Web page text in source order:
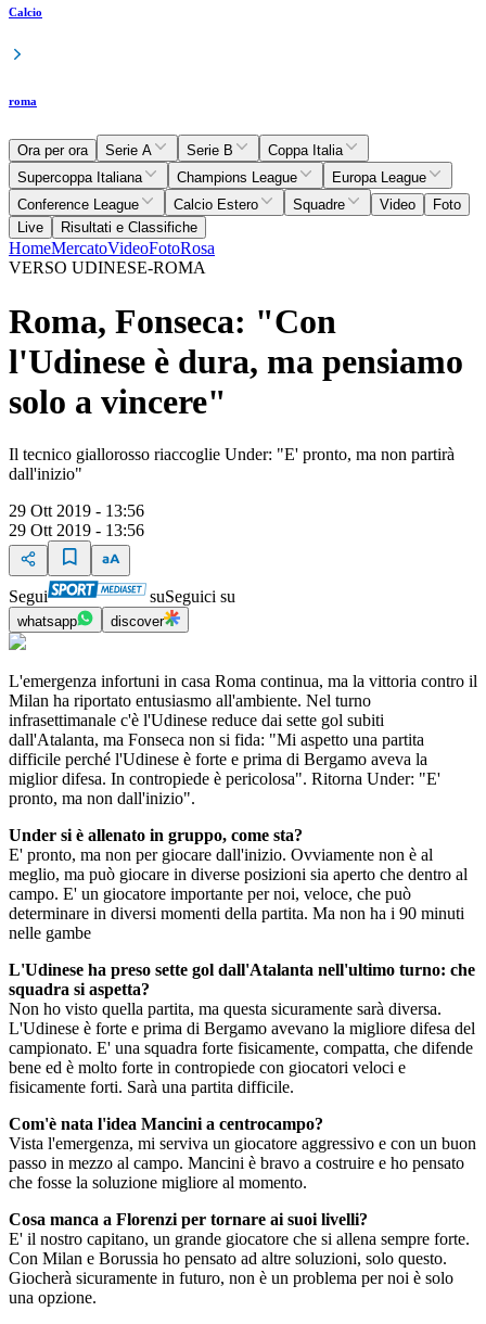
Calcio
roma
Ora per ora Serie A Serie B
Coppa Italia
Supercoppa Italiana
Champions League
Europa League
Conference League
Calcio Estero Squadre Video
Foto
Live
Risultati e Classifiche
HomeMercatoVideoFotoRosa
VERSO UDINESE-ROMA
Roma, Fonseca: "Con
l'Udinese è dura, ma pensiamo
solo a vincere"
Il tecnico giallorosso riaccoglie Under: "E' pronto, ma non partirà
dall'inizio"
29 Ott 2019 - 13:56
29 Ott 2019 - 13:56
Segui suSeguici su
whatsapp discover
L'emergenza infortuni in casa Roma continua, ma la vittoria contro il
Milan ha riportato entusiasmo all'ambiente. Nel turno
infrasettimanale c'è l'Udinese reduce dai sette gol subiti
dall'Atalanta, ma Fonseca non si fida: "Mi aspetto una partita
difficile perché l'Udinese è forte e prima di Bergamo aveva la
miglior difesa. In contropiede è pericolosa". Ritorna Under: "E'
pronto, ma non dall'inizio".
Under si è allenato in gruppo, come sta?
E' pronto, ma non per giocare dall'inizio. Ovviamente non è al
meglio, ma può giocare in diverse posizioni sia aperto che dentro al
campo. E' un giocatore importante per noi, veloce, che può
determinare in diversi momenti della partita. Ma non ha i 90 minuti
nelle gambe
L'Udinese ha preso sette gol dall'Atalanta nell'ultimo turno: che
squadra si aspetta?
Non ho visto quella partita, ma questa sicuramente sarà diversa.
L'Udinese è forte e prima di Bergamo avevano la migliore difesa del
campionato. E' una squadra forte fisicamente, compatta, che difende
bene ed è molto forte in contropiede con giocatori veloci e
fisicamente forti. Sarà una partita difficile.
Com'è nata l'idea Mancini a centrocampo?
Vista l'emergenza, mi serviva un giocatore aggressivo e con un buon
passo in mezzo al campo. Mancini è bravo a costruire e ho pensato
che fosse la soluzione migliore al momento.
Cosa manca a Florenzi per tornare ai suoi livelli?
E' il nostro capitano, un grande giocatore che si allena sempre forte.
Con Milan e Borussia ho pensato ad altre soluzioni, solo questo.
Giocherà sicuramente in futuro, non è un problema per noi è solo
una opzione.